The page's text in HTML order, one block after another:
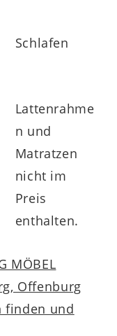
Schlafen
Lattenrahme
n und
Matratzen
nicht im
Preis
enthalten.
MÖBEL
Offenburg
finden und